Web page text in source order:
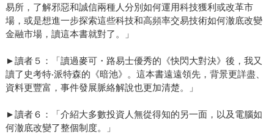
易所，了解邪惡和誠信兩種人分別如何運用科技獲利或改革市
場，或是想進一步探索這些科技和高頻率交易技術如何澈底改變
金融市場，讀這本書就對了。」
►讀者５：「讀過麥可・路易士優秀的《快閃大對決》後，我又
讀了史考特‧派特森的《暗池》。這本書遠遠領先，背景更詳盡、
資料更豐富，事件發展脈絡解說也更加清楚。」
►讀者６：「介紹大多數投資人無從得知的另一面，以及電腦如
何澈底改變了整個制度。」